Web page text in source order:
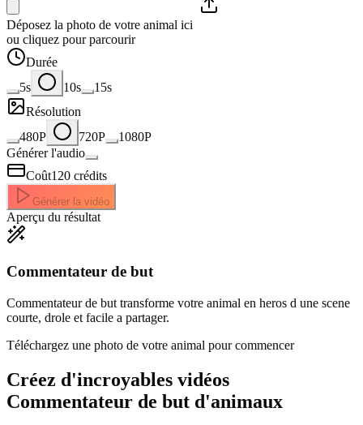
Déposez la photo de votre animal ici
ou cliquez pour parcourir
Durée
5s
10s
15s
Résolution
480P
720P
1080P
Générer l'audio
Coût120 crédits
Générer la vidéo
Aperçu du résultat
Commentateur de but
Commentateur de but transforme votre animal en heros d une scene
courte, drole et facile a partager.
Téléchargez une photo de votre animal pour commencer
Créez d'incroyables vidéos
Commentateur de but d'animaux